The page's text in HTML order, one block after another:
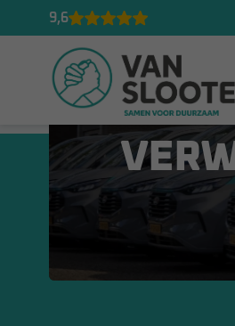
9,6
VAN SLOOTEN